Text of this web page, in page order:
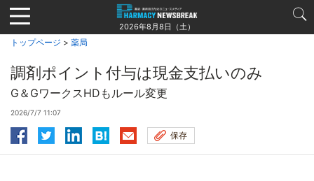
Jump
to
navigation
2026年8月8日（土）
トップページ > 薬局
調剤ポイント付与は現金支払いのみ
G＆GワークスHDもルール変更
2026/7/7 11:07
保存